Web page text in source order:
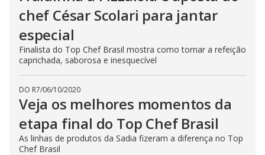
chef César Scolari para jantar
especial
Finalista do Top Chef Brasil mostra como tornar a refeição
caprichada, saborosa e inesquecível
DO R7/06/10/2020
Veja os melhores momentos da
etapa final do Top Chef Brasil
As linhas de produtos da Sadia fizeram a diferença no Top
Chef Brasil